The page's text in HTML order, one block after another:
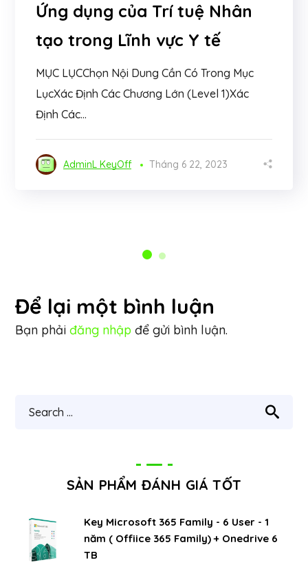
Ứng dụng của Trí tuệ Nhân
tạo trong Lĩnh vực Y tế
MỤC LỤCChọn Nội Dung Cần Có Trong Mục
LụcXác Định Các Chương Lớn (Level 1)Xác
Định Các...
AdminL KeyOff Tháng 6 22, 2023
Để lại một bình luận
Bạn phảiđăng nhập để gửi bình luận.
SẢN PHẨM ĐÁNH GIÁ TỐT
Key Microsoft 365 Family - 6 User - 1
năm ( Offiice 365 Family) + Onedrive 6
TB